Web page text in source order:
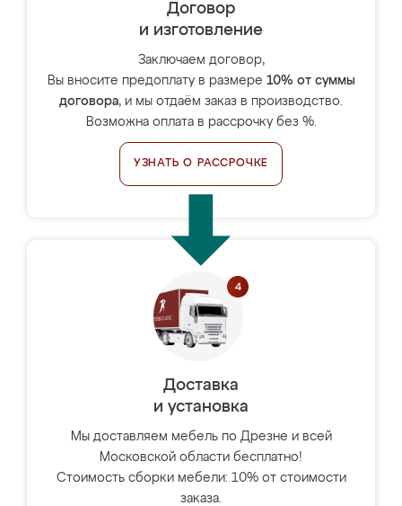
Договор
и изготовление
Заключаем договор,
Вы вносите предоплату в размере 10% от суммы
договора, и мы отдаём заказ в производство.
Возможна оплата в рассрочку без %.
УЗНАТЬ О РАССРОЧКЕ
Доставка
и установка
Мы доставляем мебель по Дрезне и всей
Московской области бесплатно!
Стоимость сборки мебели: 10% от стоимости
заказа.